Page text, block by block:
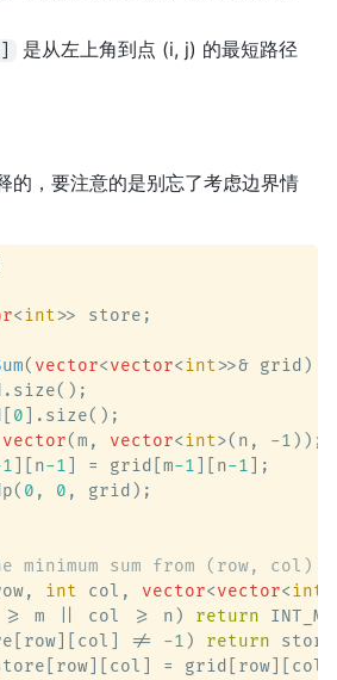
是从左上角到点 (i, j) 的最短路径
的，要注意的是别忘了考虑边界情
<int>> store;
( vector<vector<int>>& grid)
0 ].size();
vector(m, vector<int>(n, -1 ));
][n-1 ] = grid[m-1 ][n-1 ];
0 , 0 , grid);
minimum sum from (row, col)
int col, vector<vector<int
m || col >= n) return
!= -1 ) return
= grid[row][col]